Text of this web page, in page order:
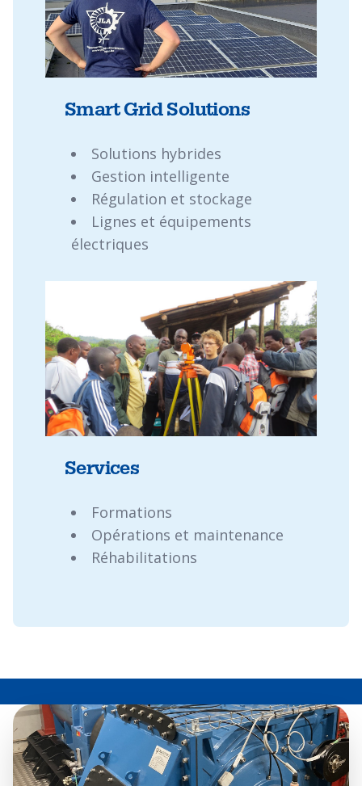
Smart Grid Solutions
Solutions hybrides
Gestion intelligente
Régulation et stockage
Lignes et équipements
électriques
Services
Formations
Opérations et maintenance
Réhabilitations